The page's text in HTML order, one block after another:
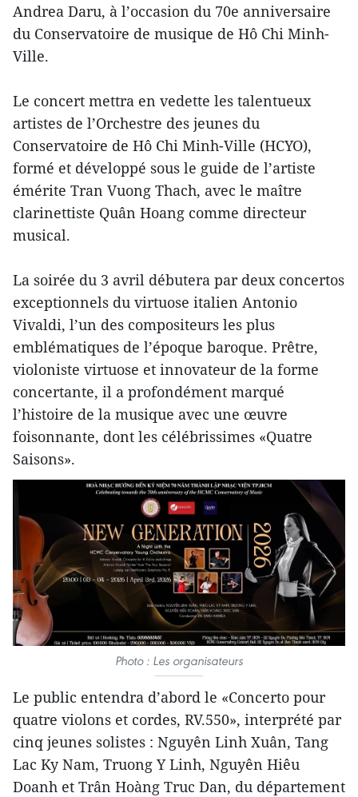
Andrea Daru, à l’occasion du 70e anniversaire
du Conservatoire de musique de Hô Chi Minh-
Ville.
Le concert mettra en vedette les talentueux
artistes de l’Orchestre des jeunes du
Conservatoire de Hô Chi Minh-Ville (HCYO),
formé et développé sous le guide de l’artiste
émérite Tran Vuong Thach, avec le maître
clarinettiste Quân Hoang comme directeur
musical.
La soirée du 3 avril débutera par deux concertos
exceptionnels du virtuose italien Antonio
Vivaldi, l’un des compositeurs les plus
emblématiques de l’époque baroque. Prêtre,
violoniste virtuose et innovateur de la forme
concertante, il a profondément marqué
l’histoire de la musique avec une œuvre
foisonnante, dont les célébrissimes «Quatre
Saisons».
Photo : Les organisateurs
Le public entendra d’abord le «Concerto pour
quatre violons et cordes, RV.550», interprété par
cinq jeunes solistes : Nguyên Linh Xuân, Tang
Lac Ky Nam, Truong Y Linh, Nguyên Hiêu
Doanh et Trân Hoàng Truc Dan, du département